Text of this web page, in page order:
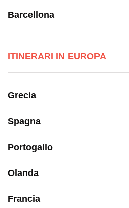
Barcellona
ITINERARI IN EUROPA
Grecia
Spagna
Portogallo
Olanda
Francia